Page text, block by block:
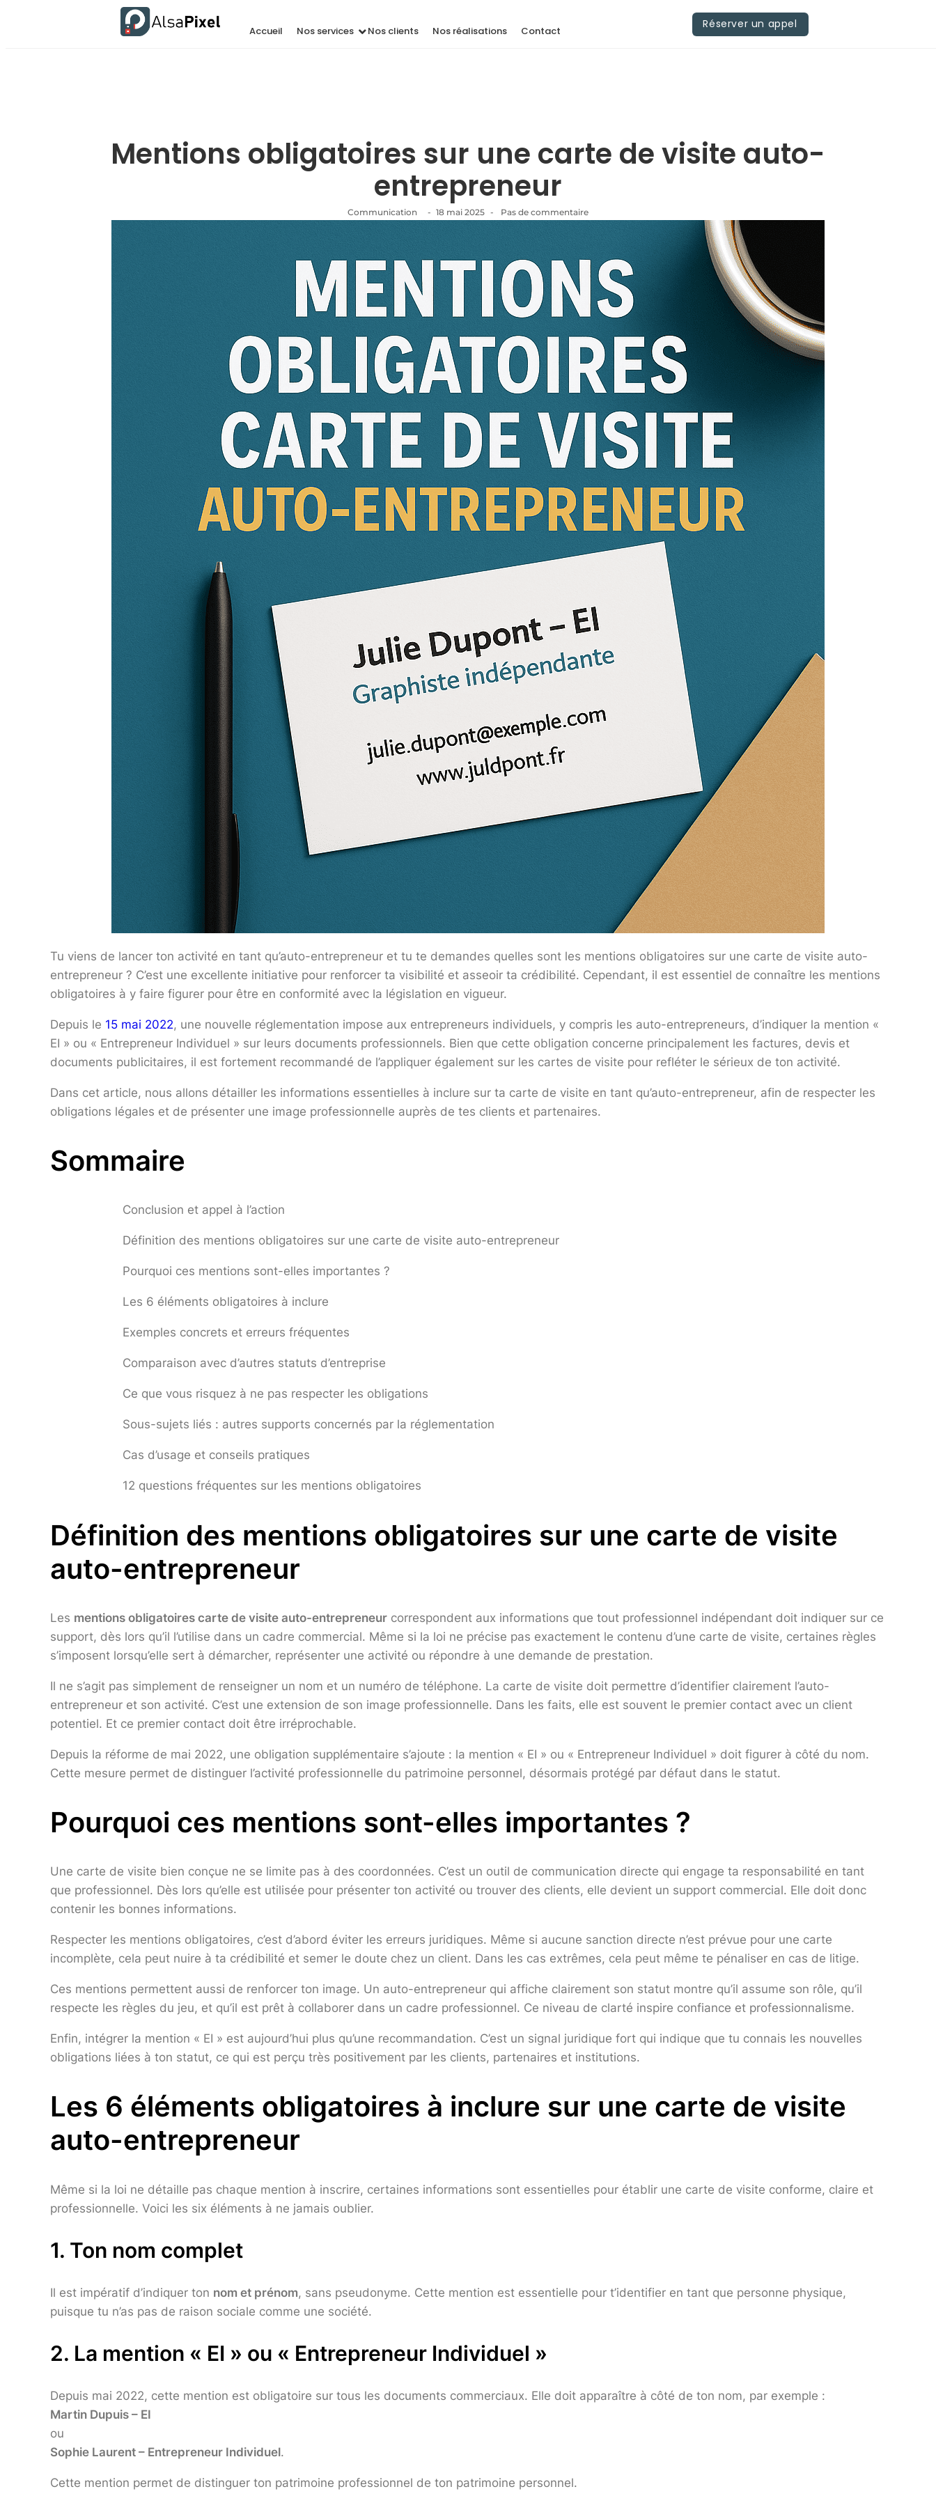
Accueil Nos services Nos clients Nos réalisations Contact
Réserver un appel
Mentions obligatoires sur une carte de visite auto-
entrepreneur
Communication - 18 mai 2025 - Pas de commentaire
Tu viens de lancer ton activité en tant qu’auto-entrepreneur et tu te demandes quelles sont les mentions obligatoires sur une carte de visite auto-
entrepreneur ? C’est une excellente initiative pour renforcer ta visibilité et asseoir ta crédibilité. Cependant, il est essentiel de connaître les mentions
obligatoires à y faire figurer pour être en conformité avec la législation en vigueur.
Depuis le 15 mai 2022, une nouvelle réglementation impose aux entrepreneurs individuels, y compris les auto-entrepreneurs, d’indiquer la mention «
EI » ou « Entrepreneur Individuel » sur leurs documents professionnels. Bien que cette obligation concerne principalement les factures, devis et
documents publicitaires, il est fortement recommandé de l’appliquer également sur les cartes de visite pour refléter le sérieux de ton activité.
Dans cet article, nous allons détailler les informations essentielles à inclure sur ta carte de visite en tant qu’auto-entrepreneur, afin de respecter les
obligations légales et de présenter une image professionnelle auprès de tes clients et partenaires.
Sommaire
Conclusion et appel à l’action
Définition des mentions obligatoires sur une carte de visite auto-entrepreneur
Pourquoi ces mentions sont-elles importantes ?
Les 6 éléments obligatoires à inclure
Exemples concrets et erreurs fréquentes
Comparaison avec d’autres statuts d’entreprise
Ce que vous risquez à ne pas respecter les obligations
Sous-sujets liés : autres supports concernés par la réglementation
Cas d’usage et conseils pratiques
12 questions fréquentes sur les mentions obligatoires
Définition des mentions obligatoires sur une carte de visite
auto-entrepreneur
Les mentions obligatoires carte de visite auto-entrepreneur correspondent aux informations que tout professionnel indépendant doit indiquer sur ce
support, dès lors qu’il l’utilise dans un cadre commercial. Même si la loi ne précise pas exactement le contenu d’une carte de visite, certaines règles
s’imposent lorsqu’elle sert à démarcher, représenter une activité ou répondre à une demande de prestation.
Il ne s’agit pas simplement de renseigner un nom et un numéro de téléphone. La carte de visite doit permettre d’identifier clairement l’auto-
entrepreneur et son activité. C’est une extension de son image professionnelle. Dans les faits, elle est souvent le premier contact avec un client
potentiel. Et ce premier contact doit être irréprochable.
Depuis la réforme de mai 2022, une obligation supplémentaire s’ajoute : la mention « EI » ou « Entrepreneur Individuel » doit figurer à côté du nom.
Cette mesure permet de distinguer l’activité professionnelle du patrimoine personnel, désormais protégé par défaut dans le statut.
Pourquoi ces mentions sont-elles importantes ?
Une carte de visite bien conçue ne se limite pas à des coordonnées. C’est un outil de communication directe qui engage ta responsabilité en tant
que professionnel. Dès lors qu’elle est utilisée pour présenter ton activité ou trouver des clients, elle devient un support commercial. Elle doit donc
contenir les bonnes informations.
Respecter les mentions obligatoires, c’est d’abord éviter les erreurs juridiques. Même si aucune sanction directe n’est prévue pour une carte
incomplète, cela peut nuire à ta crédibilité et semer le doute chez un client. Dans les cas extrêmes, cela peut même te pénaliser en cas de litige.
Ces mentions permettent aussi de renforcer ton image. Un auto-entrepreneur qui affiche clairement son statut montre qu’il assume son rôle, qu’il
respecte les règles du jeu, et qu’il est prêt à collaborer dans un cadre professionnel. Ce niveau de clarté inspire confiance et professionnalisme.
Enfin, intégrer la mention « EI » est aujourd’hui plus qu’une recommandation. C’est un signal juridique fort qui indique que tu connais les nouvelles
obligations liées à ton statut, ce qui est perçu très positivement par les clients, partenaires et institutions.
Les 6 éléments obligatoires à inclure sur une carte de visite
auto-entrepreneur
Même si la loi ne détaille pas chaque mention à inscrire, certaines informations sont essentielles pour établir une carte de visite conforme, claire et
professionnelle. Voici les six éléments à ne jamais oublier.
1. Ton nom complet
Il est impératif d’indiquer ton nom et prénom, sans pseudonyme. Cette mention est essentielle pour t’identifier en tant que personne physique,
puisque tu n’as pas de raison sociale comme une société.
2. La mention « EI » ou « Entrepreneur Individuel »
Depuis mai 2022, cette mention est obligatoire sur tous les documents commerciaux. Elle doit apparaître à côté de ton nom, par exemple :
Martin Dupuis – EI
ou
Sophie Laurent – Entrepreneur Individuel.
Cette mention permet de distinguer ton patrimoine professionnel de ton patrimoine personnel.